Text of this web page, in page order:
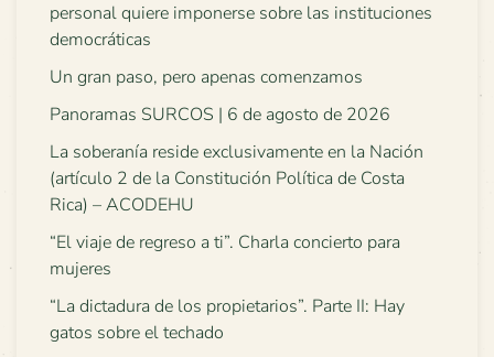
personal quiere imponerse sobre las instituciones
democráticas
Un gran paso, pero apenas comenzamos
Panoramas SURCOS | 6 de agosto de 2026
La soberanía reside exclusivamente en la Nación
(artículo 2 de la Constitución Política de Costa
Rica) – ACODEHU
“El viaje de regreso a ti”. Charla concierto para
mujeres
“La dictadura de los propietarios”. Parte II: Hay
gatos sobre el techado